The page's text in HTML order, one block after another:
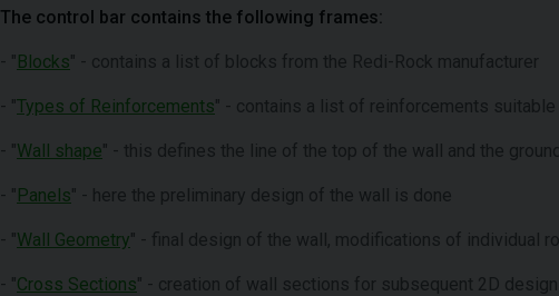
The control bar contains the following frames:
- "Blocks" - contains a list of blocks from the Redi-Rock manufacturer
- "Types of Reinforcements" - contains a list of reinforcements
- "Wall shape" - this defines the line of the top of the wall and the
- "Panels" - here the preliminary design of the wall is done
- "Wall Geometry" - final design of the wall, modifications of individual
- "Cross Sections" - creation of wall sections for subsequent 2D design